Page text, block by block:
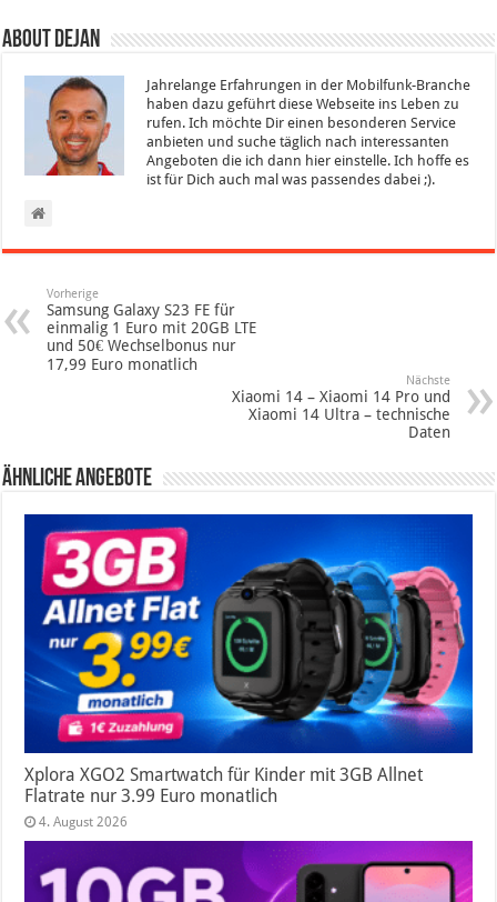
About Dejan
Jahrelange Erfahrungen in der Mobilfunk-Branche
haben dazu geführt diese Webseite ins Leben zu
rufen. Ich möchte Dir einen besonderen Service
anbieten und suche täglich nach interessanten
Angeboten die ich dann hier einstelle. Ich hoffe es
ist für Dich auch mal was passendes dabei ;).
Vorherige
Samsung Galaxy S23 FE für
einmalig 1 Euro mit 20GB LTE
und 50€ Wechselbonus nur
17,99 Euro monatlich
Nächste
Xiaomi 14 – Xiaomi 14 Pro und
Xiaomi 14 Ultra – technische
Daten
Ähnliche Angebote
Xplora XGO2 Smartwatch für Kinder mit 3GB Allnet
Flatrate nur 3.99 Euro monatlich
4. August 2026